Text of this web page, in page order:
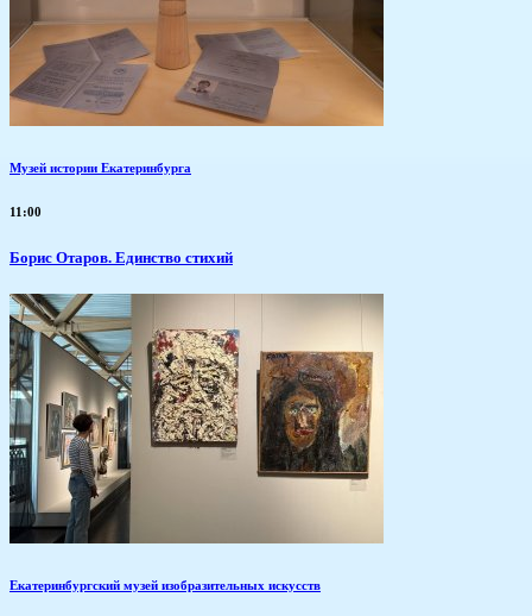
Музей истории Екатеринбурга
11:00
Борис Отаров. Единство стихий
Екатеринбургский музей изобразительных искусств